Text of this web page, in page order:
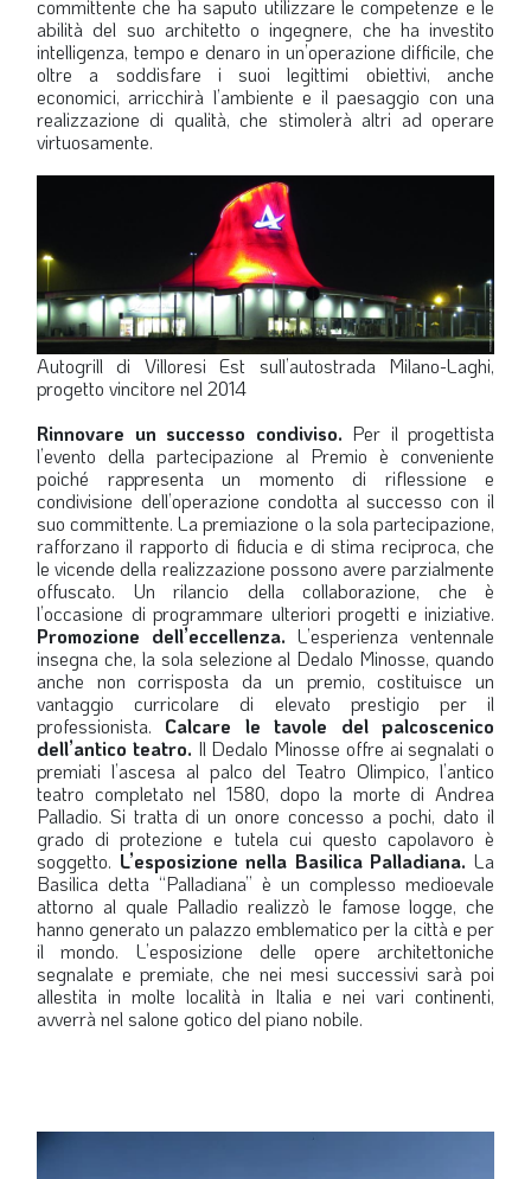
committente che ha saputo utilizzare le competenze e le
abilità del suo architetto o ingegnere, che ha investito
intelligenza, tempo e denaro in un’operazione difficile, che
oltre a soddisfare i suoi legittimi obiettivi, anche
economici, arricchirà l’ambiente e il paesaggio con una
realizzazione di qualità, che stimolerà altri ad operare
virtuosamente.
Autogrill di Villoresi Est sull’autostrada Milano-Laghi,
progetto vincitore nel 2014
Rinnovare un successo condiviso. Per il progettista
l’evento della partecipazione al Premio è conveniente
poiché rappresenta un momento di riflessione e
condivisione dell’operazione condotta al successo con il
suo committente. La premiazione o la sola partecipazione,
rafforzano il rapporto di fiducia e di stima reciproca, che
le vicende della realizzazione possono avere parzialmente
offuscato. Un rilancio della collaborazione, che è
l’occasione di programmare ulteriori progetti e iniziative.
Promozione dell’eccellenza. L’esperienza ventennale
insegna che, la sola selezione al Dedalo Minosse, quando
anche non corrisposta da un premio, costituisce un
vantaggio curricolare di elevato prestigio per il
professionista. Calcare le tavole del palcoscenico
dell’antico teatro. Il Dedalo Minosse offre ai segnalati o
premiati l’ascesa al palco del Teatro Olimpico, l’antico
teatro completato nel 1580, dopo la morte di Andrea
Palladio. Si tratta di un onore concesso a pochi, dato il
grado di protezione e tutela cui questo capolavoro è
soggetto. L’esposizione nella Basilica Palladiana. La
Basilica detta “Palladiana” è un complesso medioevale
attorno al quale Palladio realizzò le famose logge, che
hanno generato un palazzo emblematico per la città e per
il mondo. L’esposizione delle opere architettoniche
segnalate e premiate, che nei mesi successivi sarà poi
allestita in molte località in Italia e nei vari continenti,
avverrà nel salone gotico del piano nobile.